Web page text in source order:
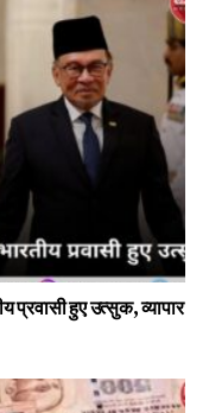
प्रवासी हुए उत्सुक, व्यापार